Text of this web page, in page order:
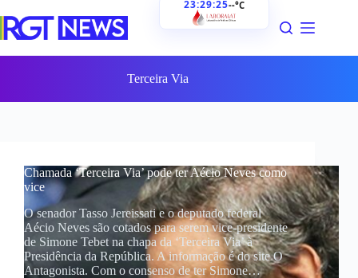
para
23:29:25--°C
Terceira Via
Chamada ‘Terceira Via’ pode ter Aécio Neves como
vice
O senador Tasso Jereissati e o deputado federal
Aécio Neves são cotados para serem vice-presidente
de Simone Tebet na chapa da ‘Terceira Via’ à
Presidência da República. A informação é do site O
Antagonista. Com o consenso de ter Simone…